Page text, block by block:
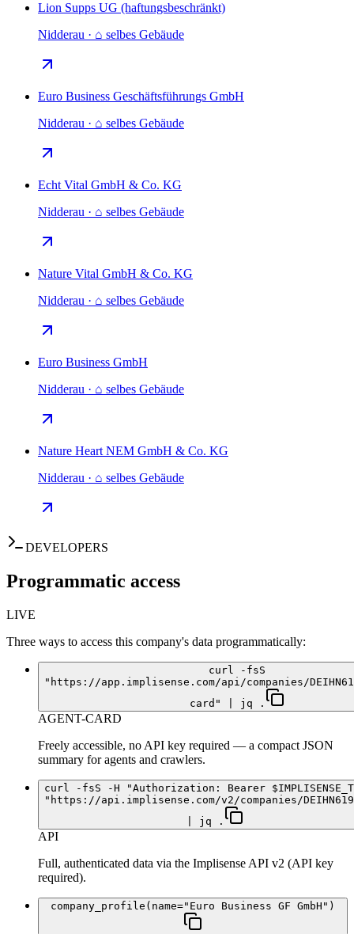
Lion Supps UG (haftungsbeschränkt)
Nidderau · ⌂ selbes Gebäude
Euro Business Geschäftsführungs GmbH
Nidderau · ⌂ selbes Gebäude
Echt Vital GmbH & Co. KG
Nidderau · ⌂ selbes Gebäude
Nature Vital GmbH & Co. KG
Nidderau · ⌂ selbes Gebäude
Euro Business GmbH
Nidderau · ⌂ selbes Gebäude
Nature Heart NEM GmbH & Co. KG
Nidderau · ⌂ selbes Gebäude
DEVELOPERS
Programmatic access
LIVE
Three ways to access this company's data programmatically:
curl -fsS
"https://app.implisense.com/api/companies/
card" | jq .
AGENT-CARD
Freely accessible, no API key required — a compact JSON
summary for agents and crawlers.
curl -fsS -H "Authorization: Bearer
"https://api.implisense.com/v2/companies/
| jq .
API
Full, authenticated data via the Implisense API v2 (API key
required).
company_profile(name="Euro Business GF GmbH")